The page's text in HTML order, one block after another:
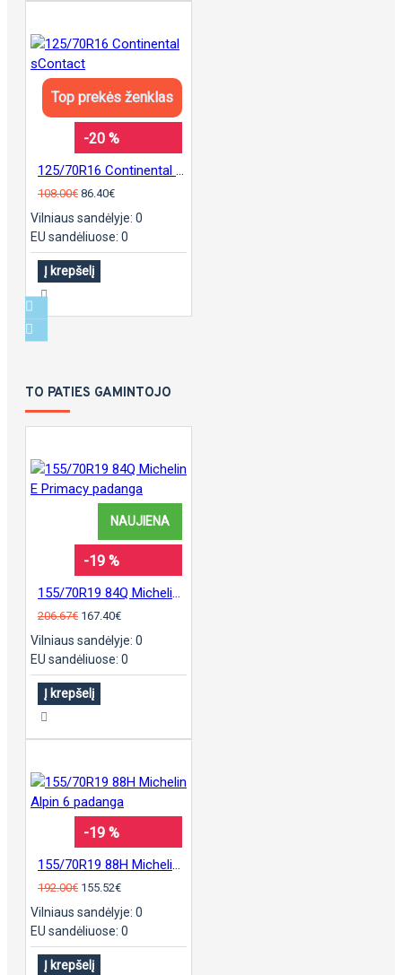
Top prekės ženklas
-20 %
108.00€ 86.40€
Vilniaus sandėlyje: 0
EU sandėliuose: 0
Į krepšelį
TO PATIES GAMINTOJO
NAUJIENA
-19 %
206.67€ 167.40€
Vilniaus sandėlyje: 0
EU sandėliuose: 0
Į krepšelį
-19 %
192.00€ 155.52€
Vilniaus sandėlyje: 0
EU sandėliuose: 0
Į krepšelį